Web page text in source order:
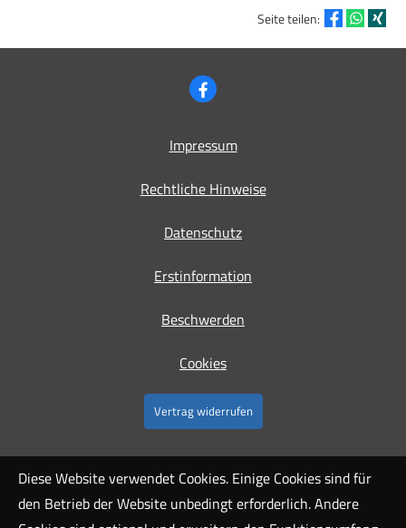
Seite teilen:
Impressum
Rechtliche Hinweise
Datenschutz
Erstinformation
Beschwerden
Cookies
Vertrag widerrufen
Diese Website verwendet Cookies. Einige Cookies sind für
den Betrieb der Website unbedingt erforderlich. Andere